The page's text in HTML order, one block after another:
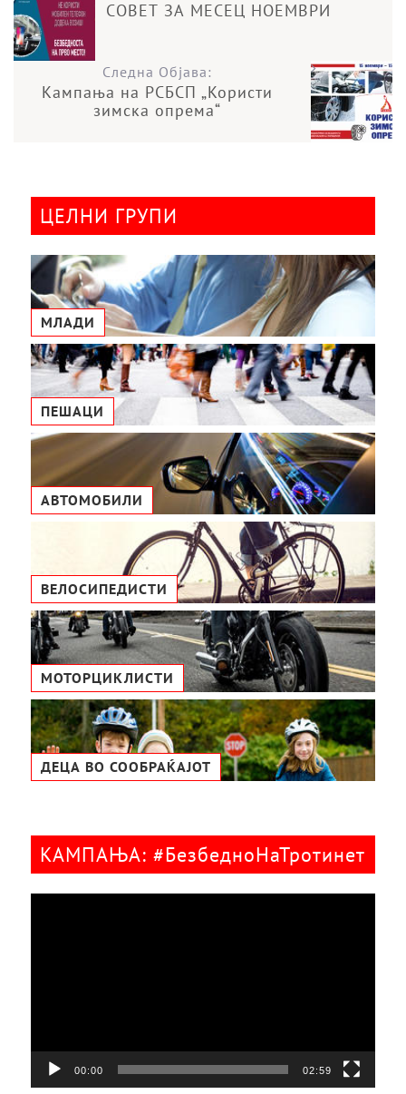
СОВЕТ ЗА МЕСЕЦ НОЕМВРИ
Следна Објава:
Кампања на РСБСП „Користи
зимска опрема“
ЦЕЛНИ ГРУПИ
МЛАДИ
ПЕШАЦИ
АВТОМОБИЛИ
ВЕЛОСИПЕДИСТИ
МОТОРЦИКЛИСТИ
ДЕЦА ВО СООБРАЌАЈОТ
КАМПАЊА: #БезбедноНаТротинет
00:00 02:59